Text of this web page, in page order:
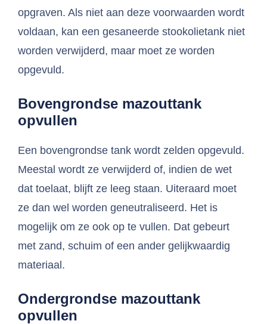
opgraven. Als niet aan deze voorwaarden wordt
voldaan, kan een gesaneerde stookolietank niet
worden verwijderd, maar moet ze worden
opgevuld.
Bovengrondse mazouttank
opvullen
Een bovengrondse tank wordt zelden opgevuld.
Meestal wordt ze verwijderd of, indien de wet
dat toelaat, blijft ze leeg staan. Uiteraard moet
ze dan wel worden geneutraliseerd. Het is
mogelijk om ze ook op te vullen. Dat gebeurt
met zand, schuim of een ander gelijkwaardig
materiaal.
Ondergrondse mazouttank
opvullen